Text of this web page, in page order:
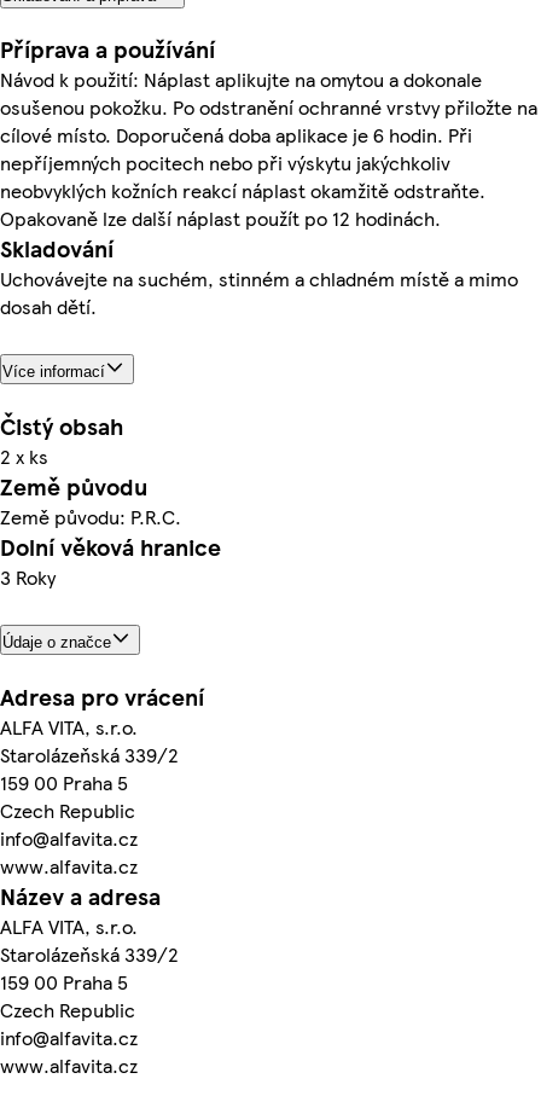
Příprava a používání
Návod k použití: Náplast aplikujte na omytou a dokonale
osušenou pokožku. Po odstranění ochranné vrstvy přiložte na
cílové místo. Doporučená doba aplikace je 6 hodin. Při
nepříjemných pocitech nebo při výskytu jakýchkoliv
neobvyklých kožních reakcí náplast okamžitě odstraňte.
Opakovaně lze další náplast použít po 12 hodinách.
Skladování
Uchovávejte na suchém, stinném a chladném místě a mimo
dosah dětí.
Více informací
Čistý obsah
2 x ks
Země původu
Země původu: P.R.C.
Dolní věková hranice
3 Roky
Údaje o značce
Adresa pro vrácení
ALFA VITA, s.r.o.
Starolázeňská 339/2
159 00 Praha 5
Czech Republic
info@alfavita.cz
www.alfavita.cz
Název a adresa
ALFA VITA, s.r.o.
Starolázeňská 339/2
159 00 Praha 5
Czech Republic
info@alfavita.cz
www.alfavita.cz